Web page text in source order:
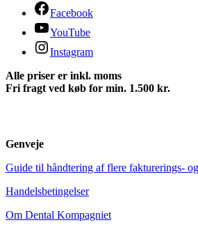
Facebook
YouTube
Instagram
Alle priser er inkl. moms
Fri fragt ved køb for min. 1.500 kr.
Genveje
Guide til håndtering af flere fakturerings-
Handelsbetingelser
Om Dental Kompagniet